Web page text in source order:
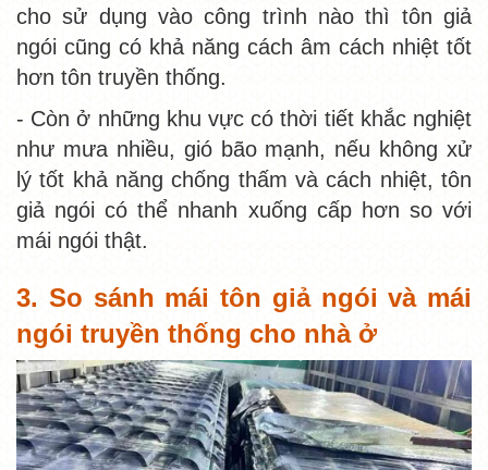
cho sử dụng vào công trình nào thì tôn giả
ngói cũng có khả năng cách âm cách nhiệt tốt
hơn tôn truyền thống.
- Còn ở những khu vực có thời tiết khắc nghiệt
như mưa nhiều, gió bão mạnh, nếu không xử
lý tốt khả năng chống thấm và cách nhiệt, tôn
giả ngói có thể nhanh xuống cấp hơn so với
mái ngói thật.
3. So sánh mái tôn giả ngói và mái
ngói truyền thống cho nhà ở